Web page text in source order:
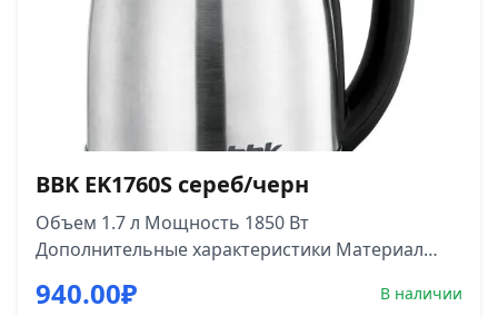
BBK EK1760S сереб/черн
Объем 1.7 л Мощность 1850 Вт
Дополнительные характеристики Материал
хранения шнура Минимальная температура
940.00₽ В наличии